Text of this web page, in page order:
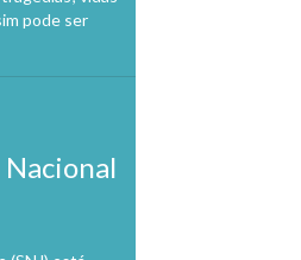
pode ser